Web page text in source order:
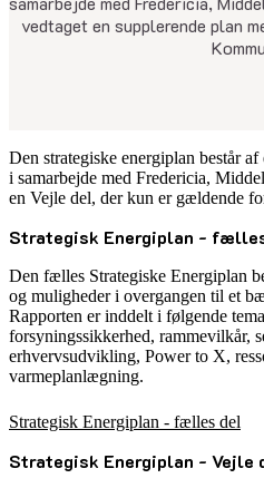
vedtaget en supplerende plan
Den strategiske energiplan består
i samarbejde med Fredericia,
en Vejle del, der kun er gældende
Strategisk Energiplan -
Den fælles Strategiske Energiplan
og muligheder i overgangen til et
Rapporten er inddelt i følgende
forsyningssikkerhed, rammevilkår,
erhvervsudvikling, Power to X,
varmeplanlægning.
Strategisk Energiplan - fælles del
Strategisk Energiplan - Vejle